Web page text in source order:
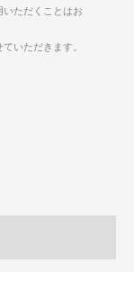
ただくことはお
いただきます。